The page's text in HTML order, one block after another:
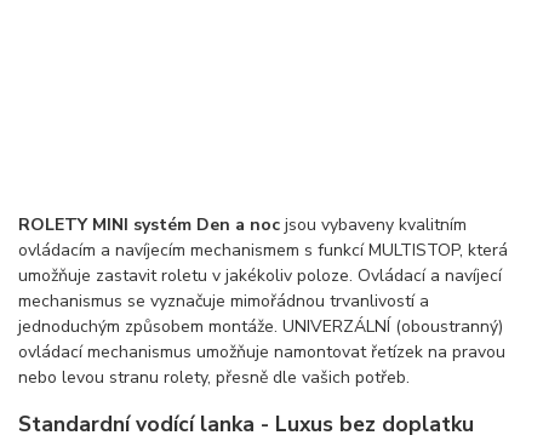
ROLETY MINI systém Den a noc jsou vybaveny kvalitním
ovládacím a navíjecím mechanismem s funkcí MULTISTOP, která
umožňuje zastavit roletu v jakékoliv poloze. Ovládací a navíjecí
mechanismus se vyznačuje mimořádnou trvanlivostí a
jednoduchým způsobem montáže. UNIVERZÁLNÍ (oboustranný)
ovládací mechanismus umožňuje namontovat řetízek na pravou
nebo levou stranu rolety, přesně dle vašich potřeb.
Standardní vodící lanka - Luxus bez doplatku